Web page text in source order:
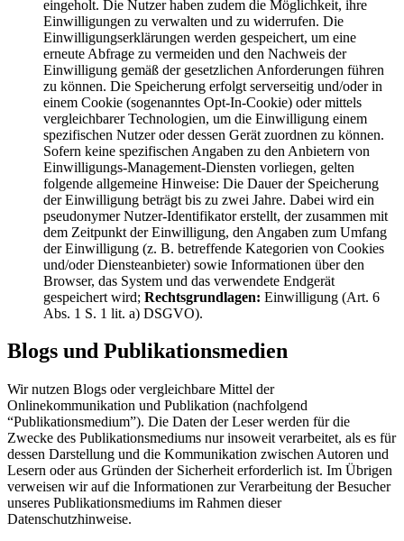
eingeholt. Die Nutzer haben zudem die Möglichkeit, ihre
Einwilligungen zu verwalten und zu widerrufen. Die
Einwilligungserklärungen werden gespeichert, um eine
erneute Abfrage zu vermeiden und den Nachweis der
Einwilligung gemäß der gesetzlichen Anforderungen führen
zu können. Die Speicherung erfolgt serverseitig und/oder in
einem Cookie (sogenanntes Opt-In-Cookie) oder mittels
vergleichbarer Technologien, um die Einwilligung einem
spezifischen Nutzer oder dessen Gerät zuordnen zu können.
Sofern keine spezifischen Angaben zu den Anbietern von
Einwilligungs-Management-Diensten vorliegen, gelten
folgende allgemeine Hinweise: Die Dauer der Speicherung
der Einwilligung beträgt bis zu zwei Jahre. Dabei wird ein
pseudonymer Nutzer-Identifikator erstellt, der zusammen mit
dem Zeitpunkt der Einwilligung, den Angaben zum Umfang
der Einwilligung (z. B. betreffende Kategorien von Cookies
und/oder Diensteanbieter) sowie Informationen über den
Browser, das System und das verwendete Endgerät
gespeichert wird; Rechtsgrundlagen: Einwilligung (Art. 6
Abs. 1 S. 1 lit. a) DSGVO).
Blogs und Publikationsmedien
Wir nutzen Blogs oder vergleichbare Mittel der
Onlinekommunikation und Publikation (nachfolgend
“Publikationsmedium”). Die Daten der Leser werden für die
Zwecke des Publikationsmediums nur insoweit verarbeitet, als es für
dessen Darstellung und die Kommunikation zwischen Autoren und
Lesern oder aus Gründen der Sicherheit erforderlich ist. Im Übrigen
verweisen wir auf die Informationen zur Verarbeitung der Besucher
unseres Publikationsmediums im Rahmen dieser
Datenschutzhinweise.